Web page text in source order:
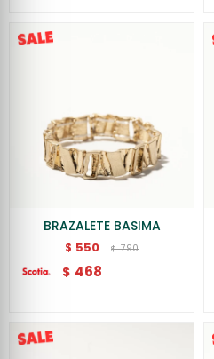
BRAZALETE BASIMA
$ 550 $ 790
$ 468